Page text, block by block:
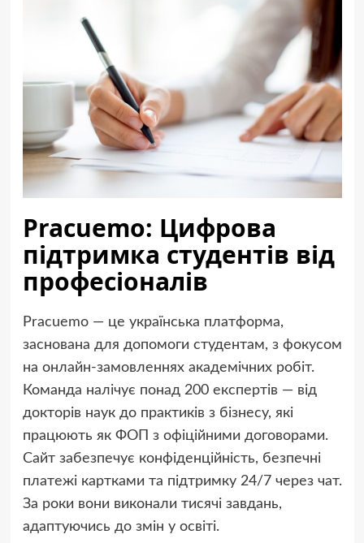
Pracuemo: Цифрова
підтримка студентів від
професіоналів
Pracuemo — це українська платформа,
заснована для допомоги студентам, з фокусом
на онлайн-замовленнях академічних робіт.
Команда налічує понад 200 експертів — від
докторів наук до практиків з бізнесу, які
працюють як ФОП з офіційними договорами.
Сайт забезпечує конфіденційність, безпечні
платежі картками та підтримку 24/7 через чат.
За роки вони виконали тисячі завдань,
адаптуючись до змін у освіті.